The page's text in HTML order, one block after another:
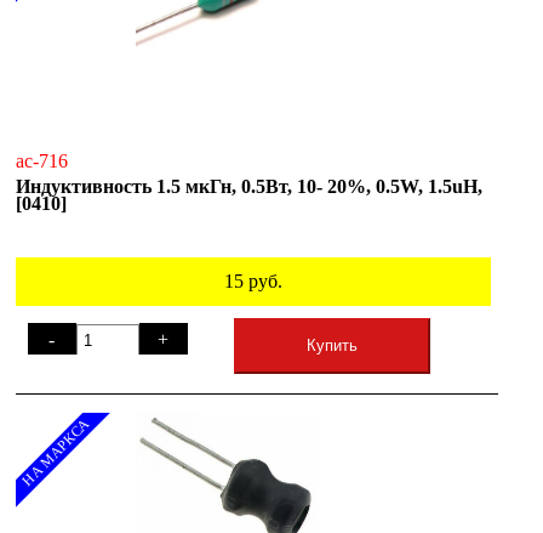
ac-716
Индуктивность 1.5 мкГн, 0.5Вт, 10- 20%, 0.5W, 1.5uH,
[0410]
15 руб.
- + Купить
НА МАРКСА